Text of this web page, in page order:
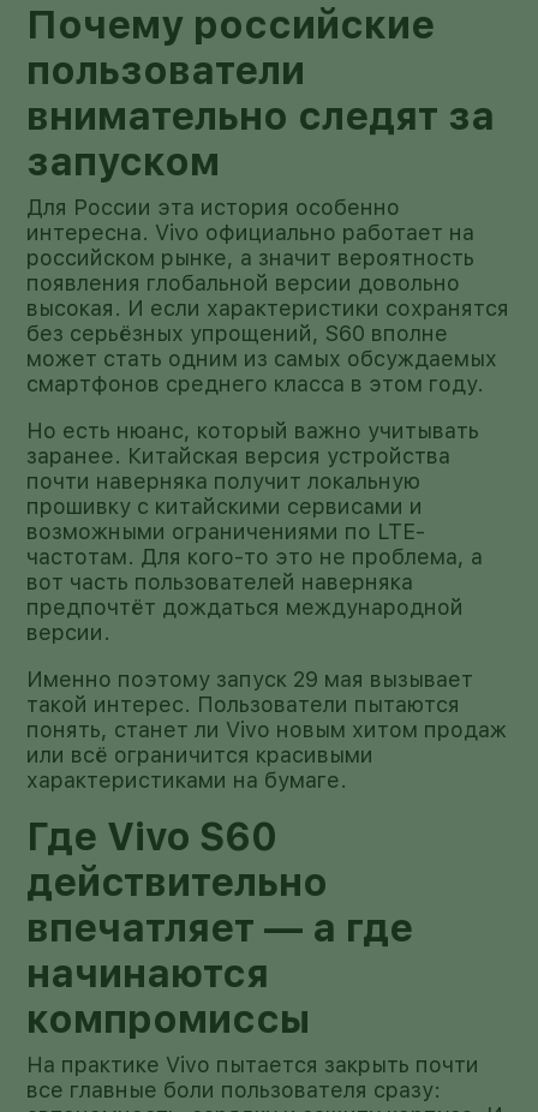
Почему российские
пользователи
внимательно следят за
запуском
Для России эта история особенно
интересна. Vivo официально работает на
российском рынке, а значит вероятность
появления глобальной версии довольно
высокая. И если характеристики сохранятся
без серьёзных упрощений, S60 вполне
может стать одним из самых обсуждаемых
смартфонов среднего класса в этом году.
Но есть нюанс, который важно учитывать
заранее. Китайская версия устройства
почти наверняка получит локальную
прошивку с китайскими сервисами и
возможными ограничениями по LTE-
частотам. Для кого-то это не проблема, а
вот часть пользователей наверняка
предпочтёт дождаться международной
версии.
Именно поэтому запуск 29 мая вызывает
такой интерес. Пользователи пытаются
понять, станет ли Vivo новым хитом продаж
или всё ограничится красивыми
характеристиками на бумаге.
Где Vivo S60
действительно
впечатляет — а где
начинаются
компромиссы
На практике Vivo пытается закрыть почти
все главные боли пользователя сразу: